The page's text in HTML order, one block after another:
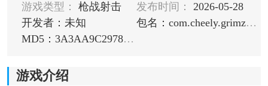
游戏类型：
枪战射击 发布时间：
2026-05-28
开发者：未知
包名：com.cheely.grimzone
MD5：3A3AA9C2978758D113AA3DEFAC857316
游戏介绍